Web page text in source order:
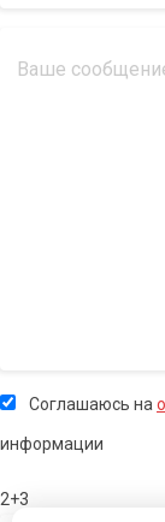
Соглашаюсь на
информации
2+3